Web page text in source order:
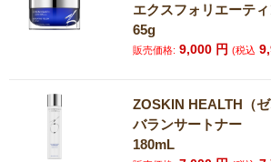
エクスフォリエーテ
65g
販売価格: 9,000 円(税込
ZOSKIN HEALTH（ゼ
バランサートナー
180mL